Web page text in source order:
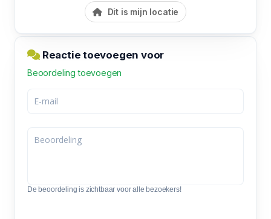
Dit is mijn locatie
Reactie toevoegen voor
Beoordeling toevoegen
De beoordeling is zichtbaar voor alle bezoekers!